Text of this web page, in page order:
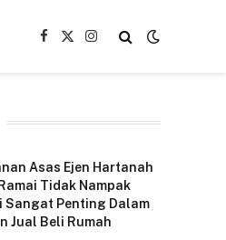
Facebook
X
Instagram
Asas Ejen Hartanah
Tidak Nampak
Sangat Penting Dalam
Jual Beli Rumah